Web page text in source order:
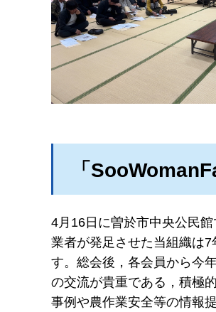
「
4月16日に曽於市中央公民
業者が発足させた当組織は
す。総会後，各会員から今
の交流が貴重である，積極
事例や農作業安全等の情報